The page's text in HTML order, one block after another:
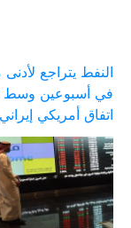
النفط يتراجع
في أسبوعين وسط
اتفاق أمريكي إيراني